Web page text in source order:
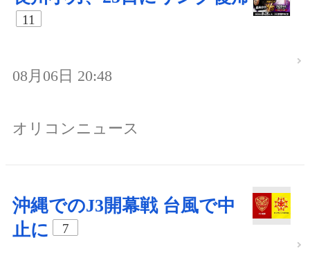
11
08月06日 20:48
オリコンニュース
沖縄でのJ3開幕戦 台風で中
止に
7